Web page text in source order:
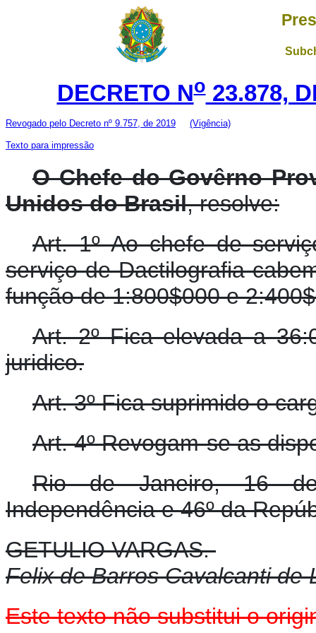
DECRETO No23.878,
Revogado pelo Decreto nº 9.757, de 2019 (Vigência)
Texto para impressão
O Chefe do Govêrno
Unidos do Brasil, resolve:
Art. 1º Ao chefe de
serviço de Dactilografia
função de 1:800$000 e
Art. 2º Fica elevada a
juridico.
Art. 3º Fica suprimido o
Art. 4º Revogam-se as
Rio de Janeiro, 16
Independência e 46º da
GETULIO VARGAS.
Felix de Barros Cavalcanti de
Este texto não substitui o